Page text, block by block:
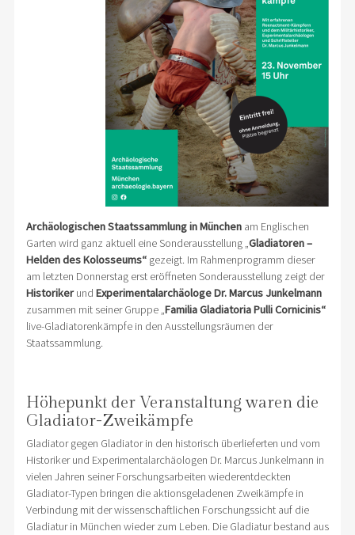
Archäologischen Staatssammlung in Münchenam Englischen
Garten wird ganz aktuell eine Sonderausstellung „Gladiatoren –
Helden des Kolosseums“ gezeigt. Im Rahmenprogramm dieser
am letzten Donnerstag erst eröffneten Sonderausstellung zeigt der
Historikerund ExperimentalarchäologeDr. Marcus Junkelmann
zusammen mit seiner Gruppe „Familia Gladiatoria Pulli Cornicinis“
live-Gladiatorenkämpfe in den Ausstellungsräumen der
Staatssammlung.
Höhepunkt der Veranstaltung waren die
Gladiator-Zweikämpfe
Gladiator gegen Gladiator in den historisch überlieferten und vom
Historiker und Experimentalarchäologen Dr. Marcus Junkelmann in
vielen Jahren seiner Forschungsarbeiten wiederentdeckten
Gladiator-Typen bringen die aktionsgeladenen Zweikämpfe in
Verbindung mit der wissenschaftlichen Forschungssicht auf die
Gladiatur in München wieder zum Leben. Die Gladiatur bestand aus